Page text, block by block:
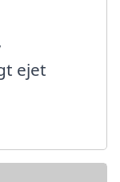
ejet